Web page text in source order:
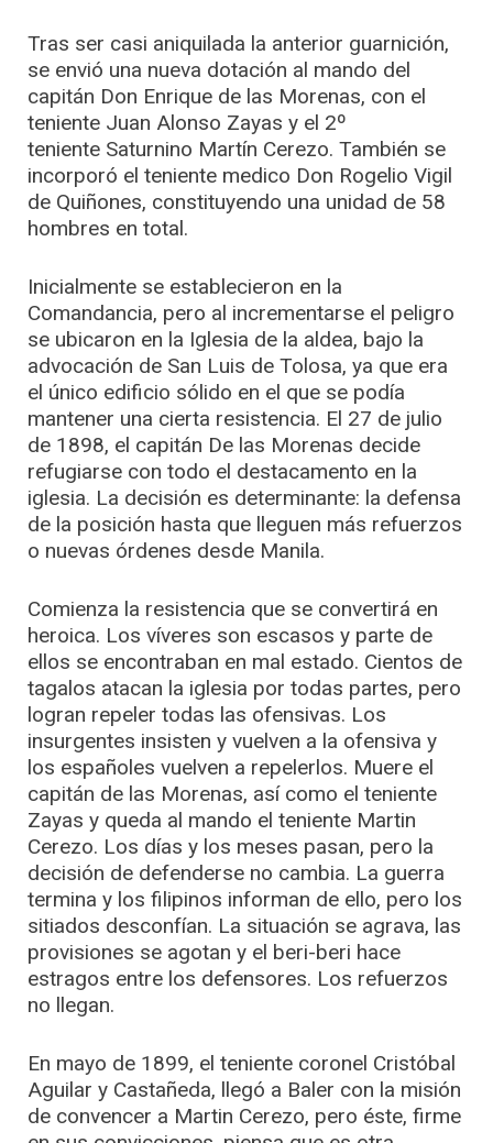
Tras ser casi aniquilada la anterior guarnición,
se envió una nueva dotación al mando del
capitán Don Enrique de las Morenas, con el
teniente Juan Alonso Zayas y el 2º
teniente Saturnino Martín Cerezo. También se
incorporó el teniente medico Don Rogelio Vigil
de Quiñones, constituyendo una unidad de 58
hombres en total.
Inicialmente se establecieron en la
Comandancia, pero al incrementarse el peligro
se ubicaron en la Iglesia de la aldea, bajo la
advocación de San Luis de Tolosa, ya que era
el único edificio sólido en el que se podía
mantener una cierta resistencia. El 27 de julio
de 1898, el capitán De las Morenas decide
refugiarse con todo el destacamento en la
iglesia. La decisión es determinante: la defensa
de la posición hasta que lleguen más refuerzos
o nuevas órdenes desde Manila.
Comienza la resistencia que se convertirá en
heroica. Los víveres son escasos y parte de
ellos se encontraban en mal estado. Cientos de
tagalos atacan la iglesia por todas partes, pero
logran repeler todas las ofensivas. Los
insurgentes insisten y vuelven a la ofensiva y
los españoles vuelven a repelerlos. Muere el
capitán de las Morenas, así como el teniente
Zayas y queda al mando el teniente Martin
Cerezo. Los días y los meses pasan, pero la
decisión de defenderse no cambia. La guerra
termina y los filipinos informan de ello, pero los
sitiados desconfían. La situación se agrava, las
provisiones se agotan y el beri-beri hace
estragos entre los defensores. Los refuerzos
no llegan.
En mayo de 1899, el teniente coronel Cristóbal
Aguilar y Castañeda, llegó a Baler con la misión
de convencer a Martin Cerezo, pero éste, firme